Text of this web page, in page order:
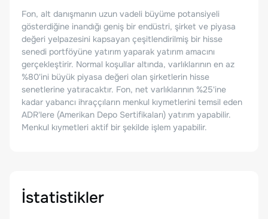
Fon, alt danışmanın uzun vadeli büyüme potansiyeli
gösterdiğine inandığı geniş bir endüstri, şirket ve piyasa
değeri yelpazesini kapsayan çeşitlendirilmiş bir hisse
senedi portföyüne yatırım yaparak yatırım amacını
gerçekleştirir. Normal koşullar altında, varlıklarının en az
%80'ini büyük piyasa değeri olan şirketlerin hisse
senetlerine yatıracaktır. Fon, net varlıklarının %25'ine
kadar yabancı ihraççıların menkul kıymetlerini temsil eden
ADR'lere (Amerikan Depo Sertifikaları) yatırım yapabilir.
Menkul kıymetleri aktif bir şekilde işlem yapabilir.
İstatistikler